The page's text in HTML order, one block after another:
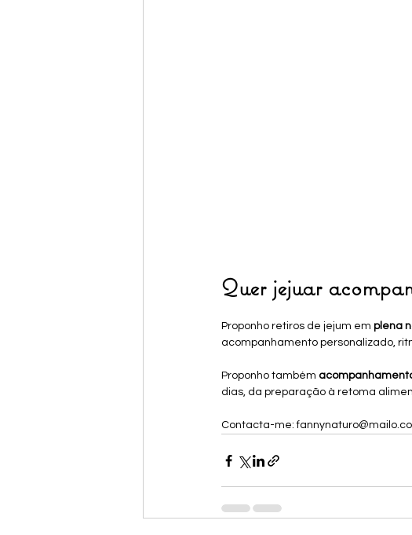
Quer jejuar
Proponho retiros de jejum em plena
acompanhamento personalizado,
Proponho também
dias, da preparação à retoma
Contacta-me: